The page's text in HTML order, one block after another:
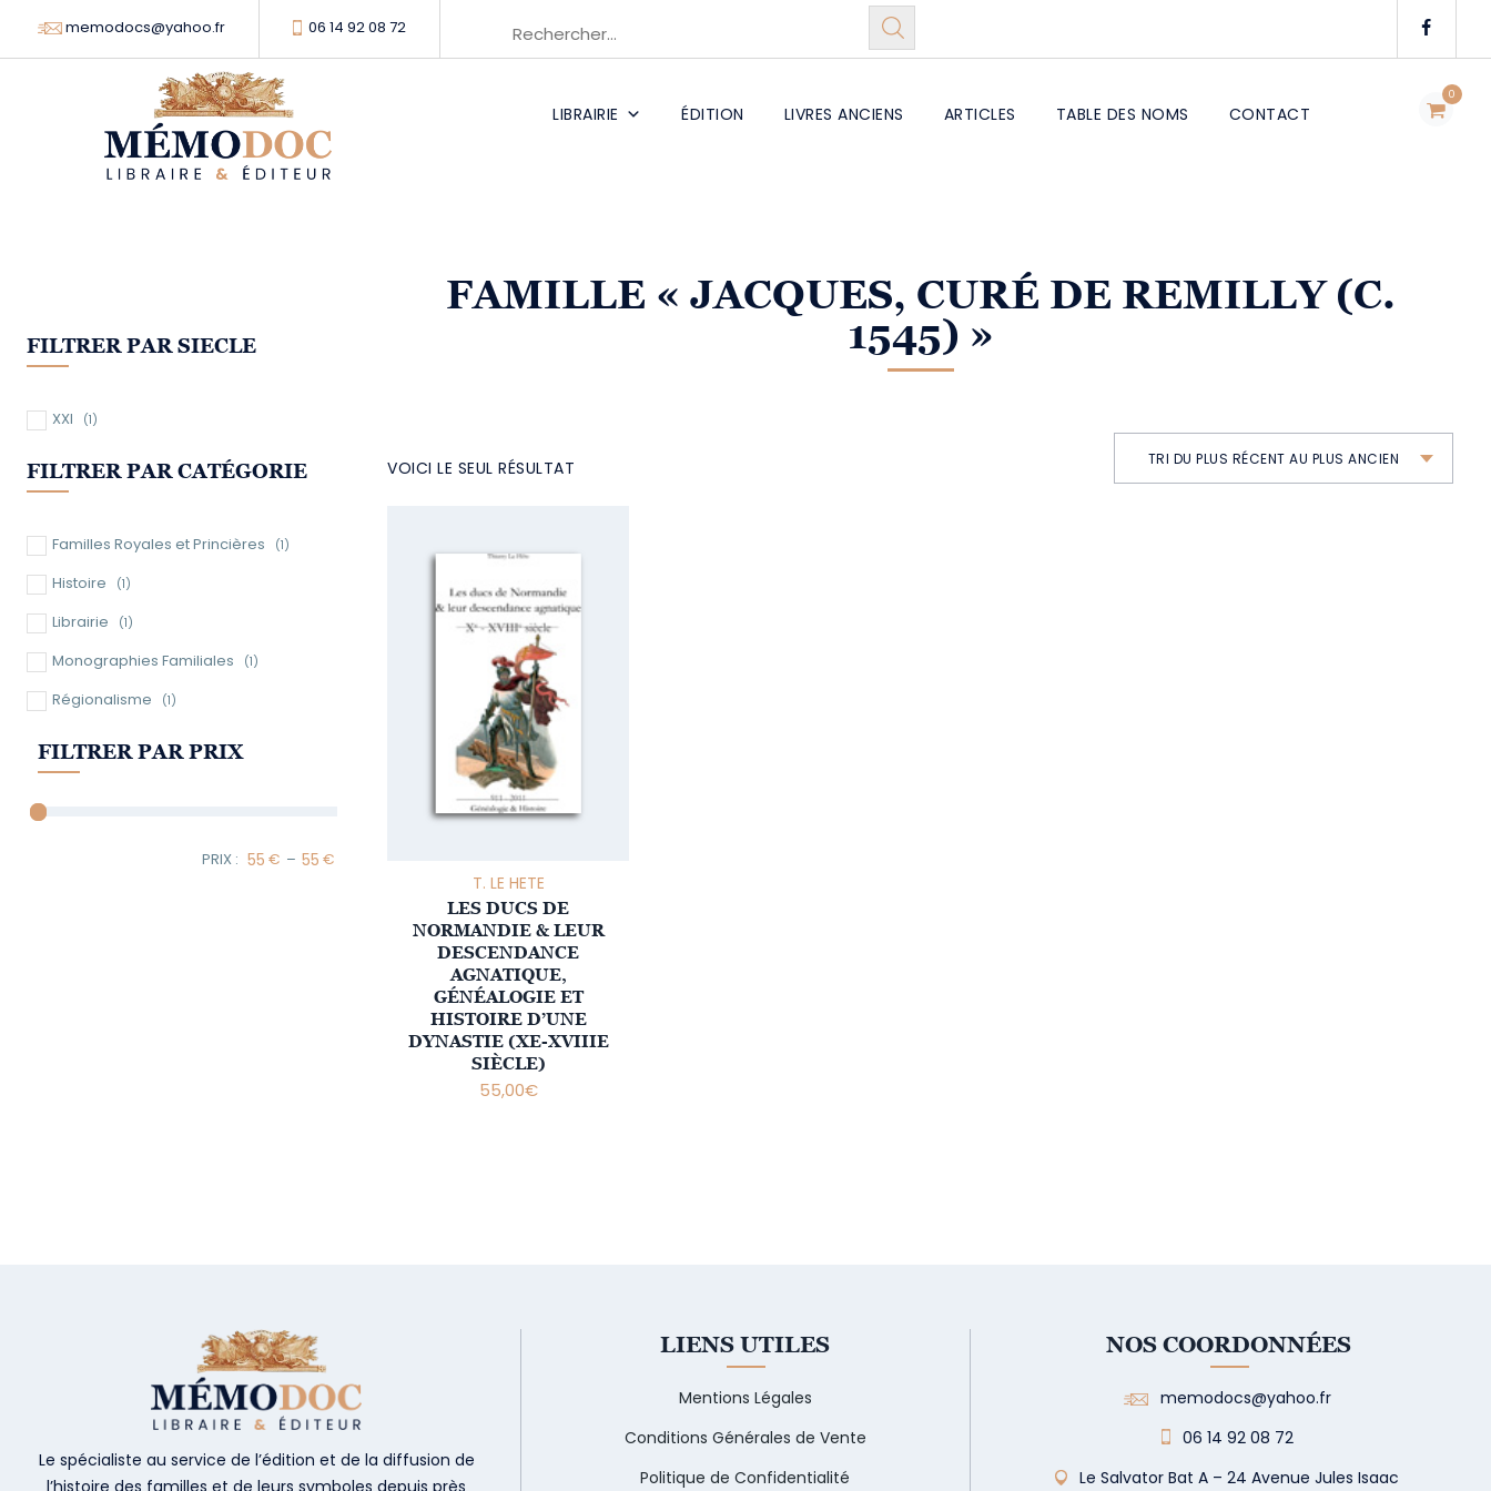
memodocs@yahoo.fr 06 14 92 08 72
0
LIBRAIRIE ÉDITION LIVRES ANCIENS ARTICLES TABLE DES NOMS CONTACT
FAMILLE « JACQUES, CURÉ DE REMILLY (C.
1545) »
VOICI LE SEUL RÉSULTAT TRI DU PLUS RÉCENT AU PLUS ANCIEN
T. LE HETE
LES DUCS DE
NORMANDIE & LEUR
DESCENDANCE
AGNATIQUE,
GÉNÉALOGIE ET
HISTOIRE D’UNE
DYNASTIE (XE-XVIIIE
SIÈCLE)
55,00€
FILTRER PAR SIECLE
XXI (1)
FILTRER PAR CATÉGORIE
Familles Royales et Princières (1)
Histoire (1)
Librairie (1)
Monographies Familiales (1)
Régionalisme (1)
FILTRER PAR PRIX
Minimum Price
–
Maximum Price
Le spécialiste au service de l’édition et de la diffusion de
LIENS UTILES
Mentions Légales
Conditions Générales de Vente
Politique de Confidentialité
NOS COORDONNÉES
memodocs@yahoo.fr
06 14 92 08 72
Le Salvator Bat A – 24 Avenue Jules Isaac